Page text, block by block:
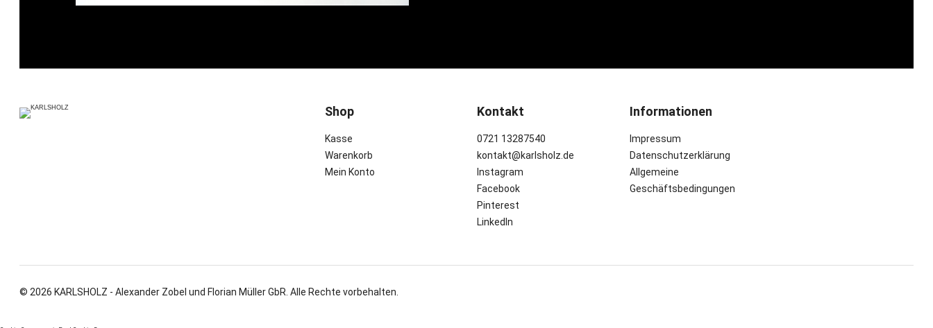
Shop
Kasse
Warenkorb
Mein Konto
Kontakt
0721 13287540
kontakt@karlsholz.de
Instagram
Facebook
Pinterest
LinkedIn
Informationen
Impressum
Datenschutzerklärung
Allgemeine
Geschäftsbedingungen
© 2026 KARLSHOLZ - Alexander Zobel und Florian Müller GbR. Alle Rechte vorbehalten